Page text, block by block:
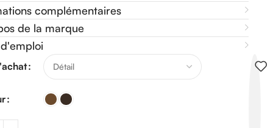
complémentaires
de la marque